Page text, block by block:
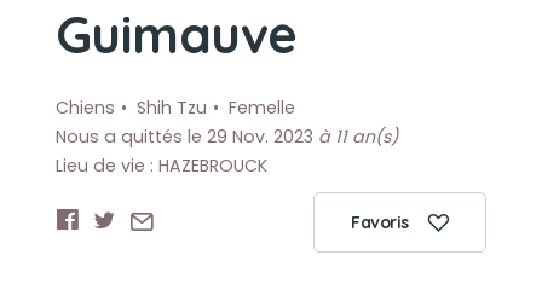
Guimauve
Chiens Shih Tzu
Femelle
Nous a quittés le 29 Nov. 2023 à 11 an(s)
Lieu de vie : HAZEBROUCK
Favoris